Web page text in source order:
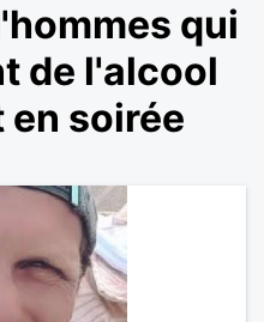
qui
de l'alcool
soirée